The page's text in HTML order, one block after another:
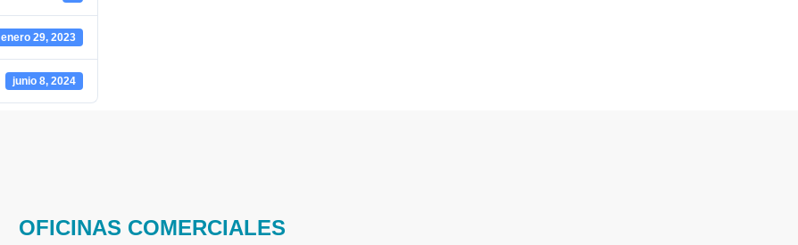
enero 29, 2023
junio 8, 2024
OFICINAS COMERCIALES